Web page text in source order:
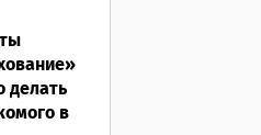
делать
в